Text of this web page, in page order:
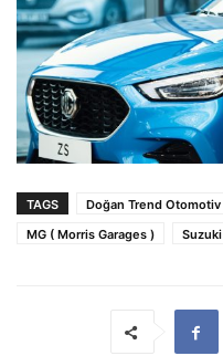
TAGS Doğan Trend Otomotiv
MG ( Morris Garages )
Suzuki